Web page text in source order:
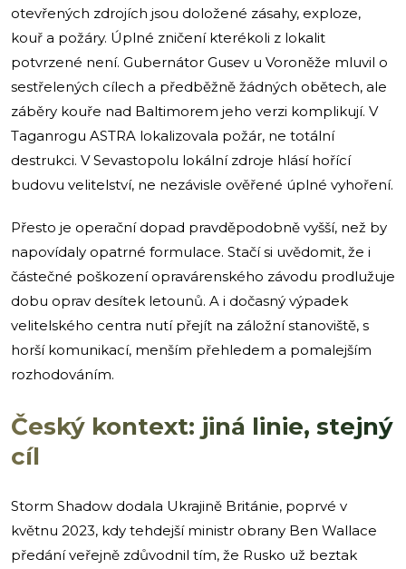
otevřených zdrojích jsou doložené zásahy, exploze,
kouř a požáry. Úplné zničení kterékoli z lokalit
potvrzené není. Gubernátor Gusev u Voroněže mluvil o
sestřelených cílech a předběžně žádných obětech, ale
záběry kouře nad Baltimorem jeho verzi komplikují. V
Taganrogu ASTRA lokalizovala požár, ne totální
destrukci. V Sevastopolu lokální zdroje hlásí hořící
budovu velitelství, ne nezávisle ověřené úplné vyhoření.
Přesto je operační dopad pravděpodobně vyšší, než by
napovídaly opatrné formulace. Stačí si uvědomit, že i
částečné poškození opravárenského závodu prodlužuje
dobu oprav desítek letounů. A i dočasný výpadek
velitelského centra nutí přejít na záložní stanoviště, s
horší komunikací, menším přehledem a pomalejším
rozhodováním.
Český kontext: jiná linie, stejný
cíl
Storm Shadow dodala Ukrajině Británie, poprvé v
květnu 2023, kdy tehdejší ministr obrany Ben Wallace
předání veřejně zdůvodnil tím, že Rusko už beztak